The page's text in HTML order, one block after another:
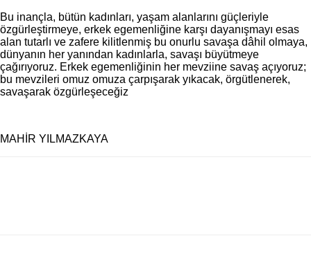
Bu inançla, bütün kadınları, yaşam alanlarını güçleriyle
özgürleştirmeye, erkek egemenliğine karşı dayanışmayı esas
alan tutarlı ve zafere kilitlenmiş bu onurlu savaşa dâhil olmaya,
dünyanın her yanından kadınlarla, savaşı büyütmeye
çağırıyoruz. Erkek egemenliğinin her mevziine savaş açıyoruz;
bu mevzileri omuz omuza çarpışarak yıkacak, örgütlenerek,
savaşarak özgürleşeceğiz
MAHİR YILMAZKAYA